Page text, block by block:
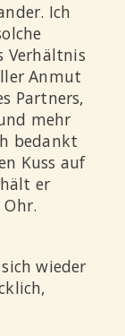
Ich
Verhältnis
Anmut
Partners,
mehr
bedankt
Kuss auf
er
wieder